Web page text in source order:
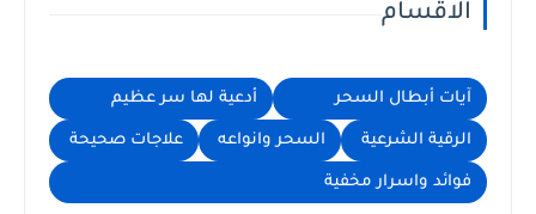
الاقسام
آيات أبطال السحر أدعية لها سر عظيم
الرقية الشرعية السحر وانواعه علاجات صحيحة
فوائد واسرار مخفية